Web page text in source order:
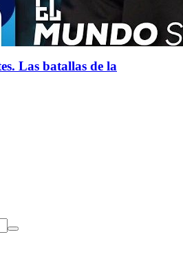
Las batallas de la